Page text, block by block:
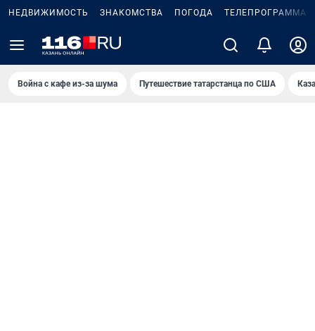
НЕДВИЖИМОСТЬ ЗНАКОМСТВА ПОГОДА ТЕЛЕПРОГРАММА
Война с кафе из-за шума Путешествие татарстанца по США